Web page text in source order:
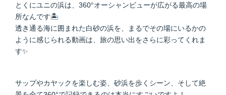
とくにユニの浜は、360°オーシャンビューが広がる最高の場
所なんです🏝️
透き通る海に囲まれた白砂の浜を、まるでその場にいるかの
ように感じられる動画は、旅の思い出をさらに彩ってくれま
す✨
サップやカヤックを楽しむ姿、砂浜を歩くシーン、そして絶